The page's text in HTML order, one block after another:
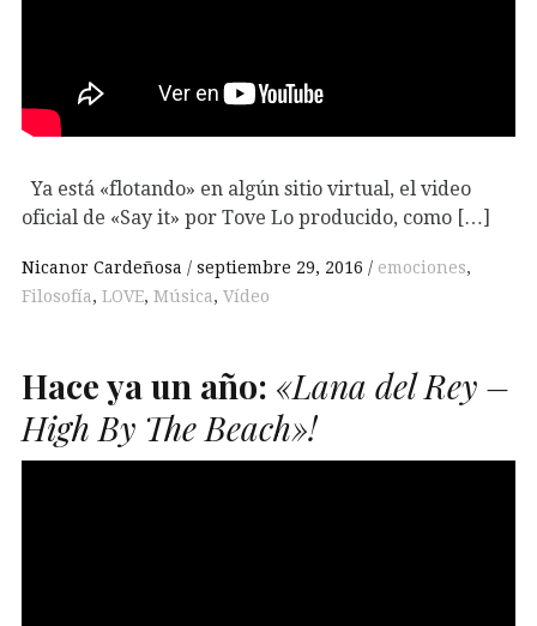
Ya está «flotando» en algún sitio virtual, el video
oficial de «Say it» por Tove Lo producido, como […]
Nicanor Cardeñosa septiembre 29, 2016 emociones,
Filosofía, LOVE, Música, Vídeo
Hace ya un año: «Lana del Rey –
High By The Beach»!